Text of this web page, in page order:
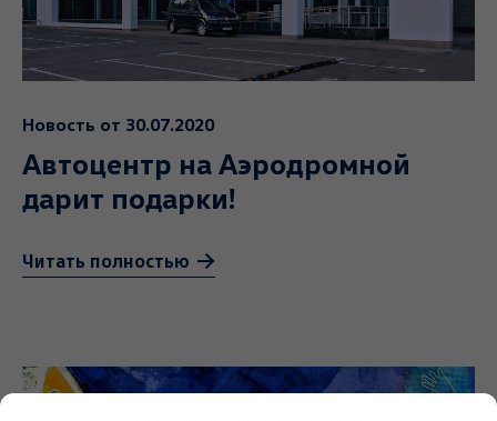
Новость от 30.07.2020
Автоцентр на Аэродромной
дарит подарки!
Читать полностью